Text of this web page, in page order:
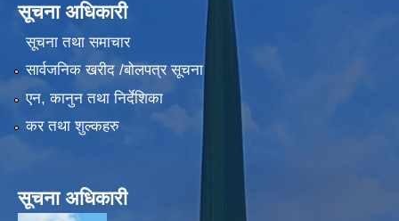
सूचना अधिकारी
सूचना तथा समाचार
सार्वजनिक खरीद /बोलपत्र सूचना
एन, कानुन तथा निर्देशिका
कर तथा शुल्कहरु
सूचना अधिकारी